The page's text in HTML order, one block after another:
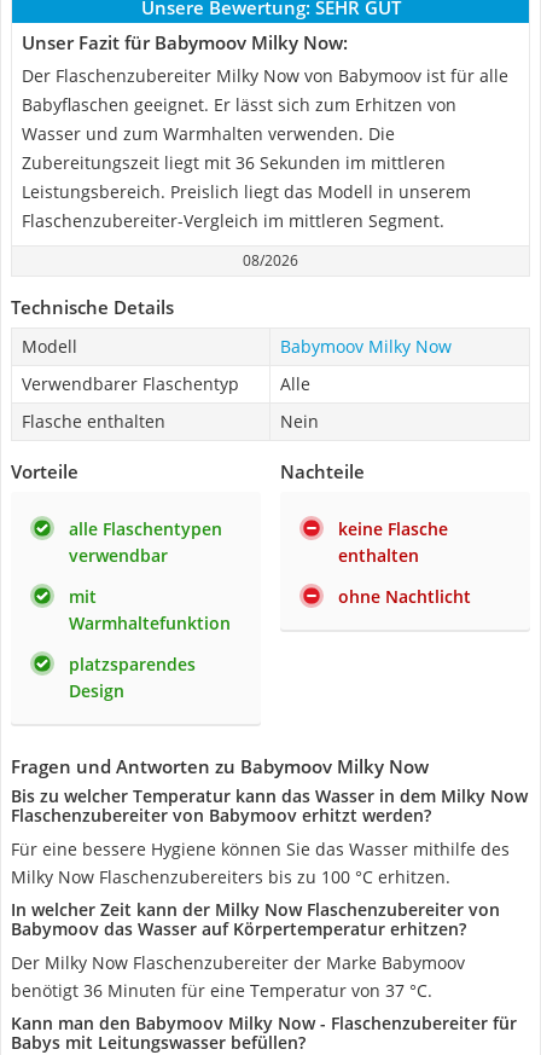
Unsere Bewertung: SEHR GUT
Unser Fazit für Babymoov Milky Now:
Der Flaschenzubereiter Milky Now von Babymoov ist für alle
Babyflaschen geeignet. Er lässt sich zum Erhitzen von
Wasser und zum Warmhalten verwenden. Die
Zubereitungszeit liegt mit 36 Sekunden im mittleren
Leistungsbereich. Preislich liegt das Modell in unserem
Flaschenzubereiter-Vergleich im mittleren Segment.
08/2026
Technische Details
Modell
Babymoov Milky Now
Verwendbarer Flaschentyp
Alle
Flasche enthalten
Nein
Vorteile
alle Flaschentypen
verwendbar
mit
Warmhaltefunktion
platzsparendes
Design
Nachteile
keine Flasche
enthalten
ohne Nachtlicht
Fragen und Antworten zu Babymoov Milky Now
Bis zu welcher Temperatur kann das Wasser in dem Milky Now
Flaschenzubereiter von Babymoov erhitzt werden?
Für eine bessere Hygiene können Sie das Wasser mithilfe des
Milky Now Flaschenzubereiters bis zu 100 °C erhitzen.
In welcher Zeit kann der Milky Now Flaschenzubereiter von
Babymoov das Wasser auf Körpertemperatur erhitzen?
Der Milky Now Flaschenzubereiter der Marke Babymoov
benötigt 36 Minuten für eine Temperatur von 37 °C.
Kann man den Babymoov Milky Now - Flaschenzubereiter für
Babys mit Leitungswasser befüllen?